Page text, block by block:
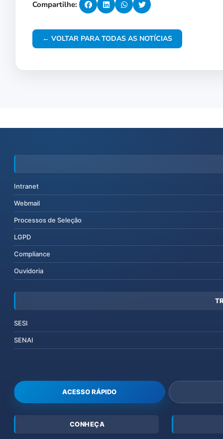
Compartilhe:
← VOLTAR PARA TODAS AS NOTÍCIAS
Intranet
Webmail
Processos de Seleção
LGPD
Compliance
Ouvidoria
SESI
SENAI
ACESSO RÁPIDO
CONHEÇA